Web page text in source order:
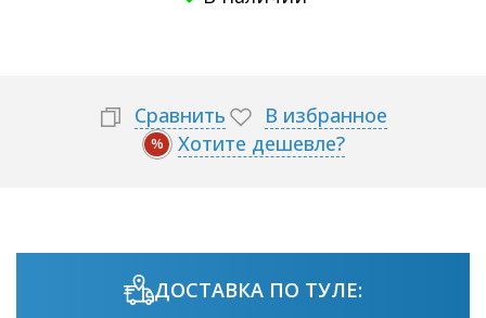
Сравнить В избранное
% Хотите дешевле?
ДОСТАВКА ПО ТУЛЕ: